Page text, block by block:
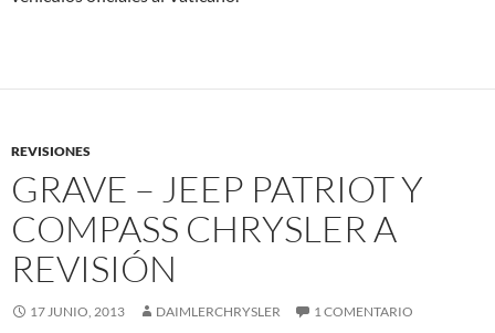
REVISIONES
GRAVE – JEEP PATRIOT Y
COMPASS CHRYSLER A
REVISIÓN
17 JUNIO, 2013 DAIMLERCHRYSLER 1 COMENTARIO